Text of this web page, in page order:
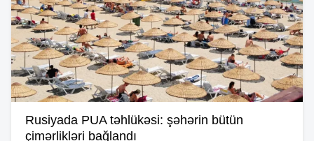
Rusiyada PUA təhlükəsi: şəhərin bütün
çimərlikləri bağlandı